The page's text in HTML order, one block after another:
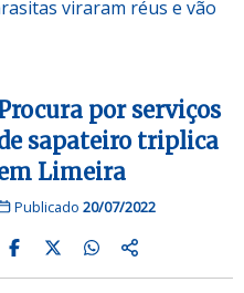
viraram réus e vão
por serviços
sapateiro triplica
Limeira
Publicado 20/07/2022